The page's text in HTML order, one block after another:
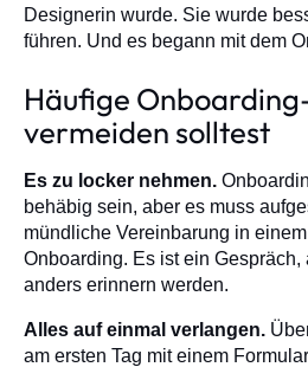
Designerin wurde. Sie wurde
führen. Und es begann mit dem
Häufige
vermeiden solltest
Es zu locker nehmen.
behäbig sein, aber es muss
mündliche Vereinbarung in
Onboarding. Es ist ein
anders erinnern werden.
Alles auf einmal verlangen.
am ersten Tag mit einem